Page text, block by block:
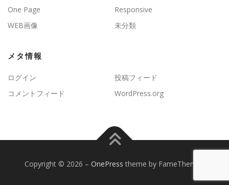
One Page
Responsive
WEB画像
未分類
メタ情報
ログイン
投稿フィード
コメントフィード
WordPress.org
Copyright © 2026 – OnePress theme by FameThemes